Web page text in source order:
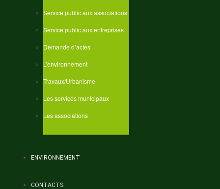
Service public aux associations
Service public aux entreprises
Demande d’actes
L’environnement
Travaux/Urbanisme
Les services municipaux
Les associations
ENVIRONNEMENT
CONTACTS